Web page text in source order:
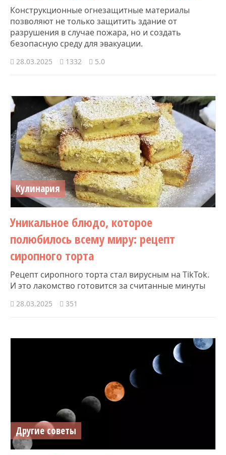
Конструкционные огнезащитные материалы
позволяют не только защитить здание от
разрушения в случае пожара, но и создать
безопасную среду для эвакуации.
28.03.2025 1332 5.0
Кулинария
Уникальное блюдо, которое
полюбилось всему миру: рецепт
сиропного торта
Рецепт сиропного торта стал вирусным на TikTok.
И это лакомство готовится за считанные минуты
28.03.2025 351
Другие советы